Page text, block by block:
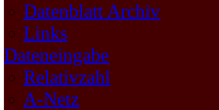
Datenblatt Archiv
Links
Dateneingabe
Relativzahl
A-Netz